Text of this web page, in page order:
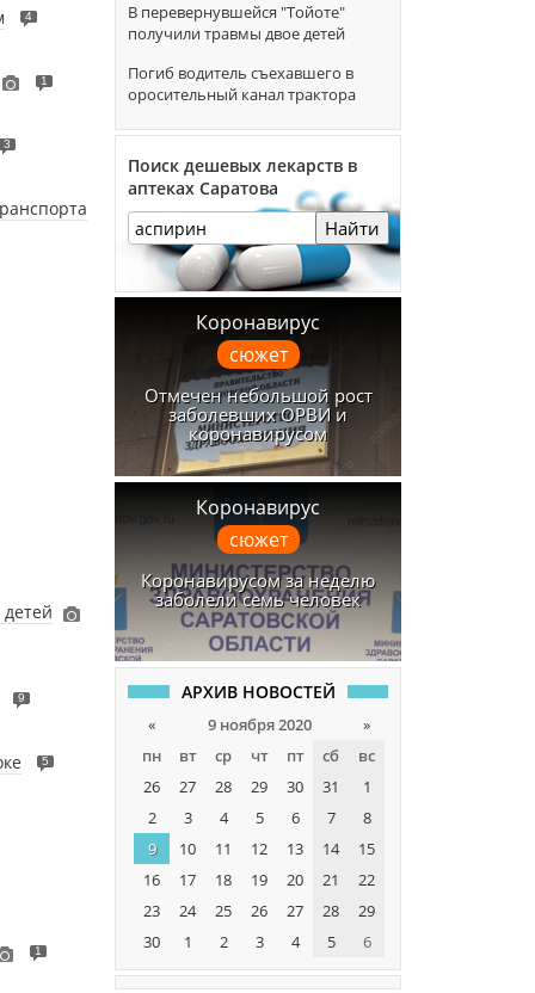
4
1
3
9
5
1
В перевернувшейся "Тойоте"
получили травмы двое детей
Погиб водитель съехавшего в
оросительный канал трактора
Поиск дешевых лекарств в
аптеках Саратова
Найти
Коронавирус
сюжет
Отмечен небольшой рост
заболевших ОРВИ и
коронавирусом
Коронавирус
сюжет
Коронавирусом за неделю
заболели семь человек
АРХИВ НОВОСТЕЙ
« 9 ноября 2020
»
пн
вт ср чт пт сб
вс
26
27 28 29 30 31
1
2
3 4 5 6 7
8
9
10 11 12 13 14
15
16
17 18 19 20 21
22
23
24 25 26 27 28
29
30
1 2 3 4 5 6